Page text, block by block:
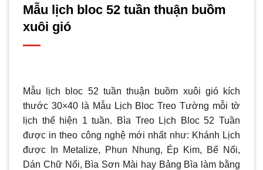
Mẫu lịch bloc 52 tuần thuận buồm
xuôi gió
Mẫu lịch bloc 52 tuần thuận buồm xuôi gió kích
thước 30×40 là Mẫu Lịch Bloc Treo Tường mỗi tờ
lịch thể hiện 1 tuần.
Bìa Treo Lịch Bloc 52 Tuần
được in theo công nghệ mới nhất như: Khánh Lịch
được In Metalize, Phun Nhung, Ép Kim, Bế Nổi,
Dán Chữ Nổi, Bìa Sơn Mài hay Bảng Bìa làm bằng